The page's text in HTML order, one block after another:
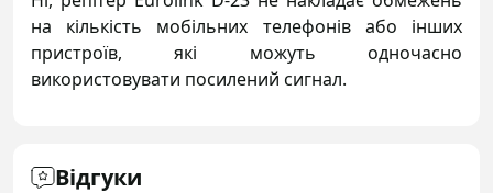
на кількість мобільних телефонів або інших
пристроїв, які можуть одночасно
використовувати посилений сигнал.
Відгуки